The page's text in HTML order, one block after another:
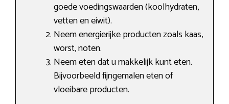
goede voedingswaarden (koolhydraten,
vetten en eiwit).
Neem energierijke producten zoals kaas,
worst, noten.
Neem eten dat u makkelijk kunt eten.
Bijvoorbeeld fijngemalen eten of
vloeibare producten.